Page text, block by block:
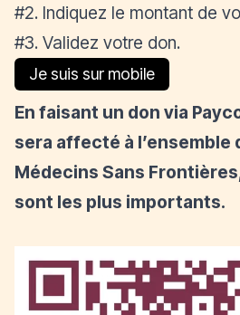
#2. Indiquez le montant de
#3. Validez votre don.
Je suis sur mobile
En faisant un don via
sera affecté à l’ensemble
Médecins Sans
sont les plus importants.